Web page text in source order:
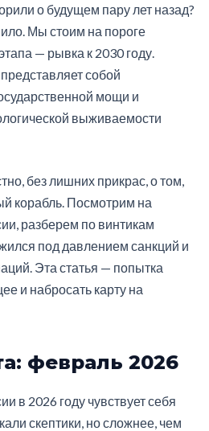
о будущем пару лет назад?
Мы стоим на пороге
— рывка к 2030 году.
собой
мощи и
выживаемости
без лишних прикрас, о том,
корабль. Посмотрим на
разберем по винтикам
под давлением санкций и
Эта статья — попытка
и набросать карту на
февраль 2026
в 2026 году чувствует себя
скептики, но сложнее, чем